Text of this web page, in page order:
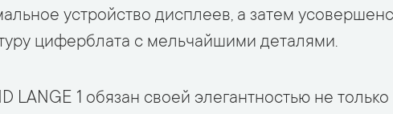
устройство дисплеев, а затем
циферблата с мельчайшими деталями.
LANGE 1 обязан своей элегантностью не